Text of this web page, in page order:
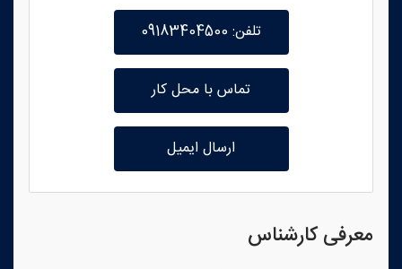
تلفن: 09183404500
تماس با محل کار
ارسال ایمیل
معرفی کارشناس